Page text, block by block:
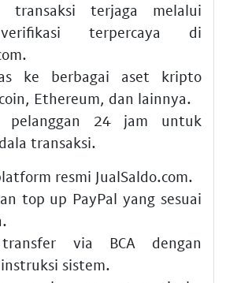
transaksi terjaga melalui
terpercaya di
ke berbagai aset kripto
Ethereum, dan lainnya.
pelanggan 24 jam untuk
transaksi.
resmi JualSaldo.com.
top up PayPal yang sesuai
via BCA dengan
sistem.